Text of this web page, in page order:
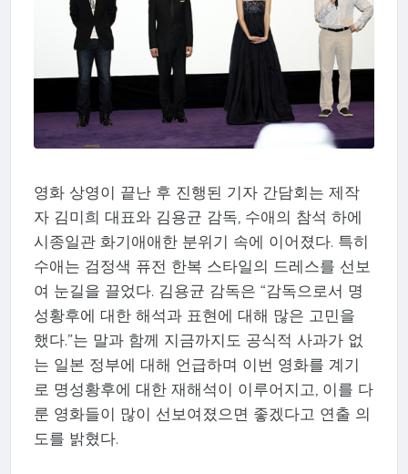
영화 상영이 끝난 후 진행된 기자 간담회는 제작
자 김미희 대표와 김용균 감독, 수애의 참석 하에
시종일관 화기애애한 분위기 속에 이어졌다. 특히
수애는 검정색 퓨전 한복 스타일의 드레스를 선보
여 눈길을 끌었다. 김용균 감독은 “감독으로서 명
성황후에 대한 해석과 표현에 대해 많은 고민을
했다.”는 말과 함께 지금까지도 공식적 사과가 없
는 일본 정부에 대해 언급하며 이번 영화를 계기
로 명성황후에 대한 재해석이 이루어지고, 이를 다
룬 영화들이 많이 선보여졌으면 좋겠다고 연출 의
도를 밝혔다.